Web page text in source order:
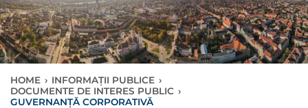
HOME › INFORMAȚII PUBLICE ›
DOCUMENTE DE INTERES PUBLIC ›
GUVERNANȚĂ CORPORATIVĂ